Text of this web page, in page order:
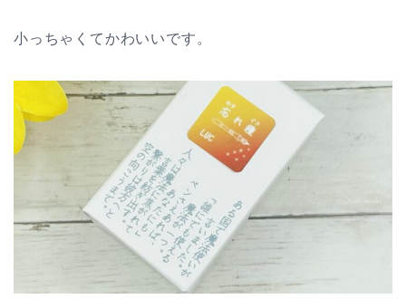
小っちゃくてかわいいです。